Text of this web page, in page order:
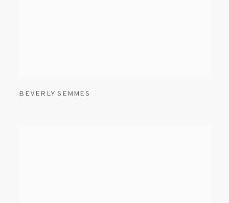
BEVERLY SEMMES